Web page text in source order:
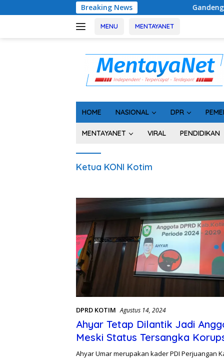
ke
Breaking News Gandeng Bidan Sean,
MENU MENTAYANET
HOME NASIONAL DPR
MENTAYANET VIRAL PENDIDIKAN
Ketua KONI Kotim
DPRD KOTIM Agustus 14, 2024
Ahyar Tetap Dilantik Jadi
Meski Status Tersangka
KONI Kotim
Ahyar Umar merupakan kader PDI Perjuangan